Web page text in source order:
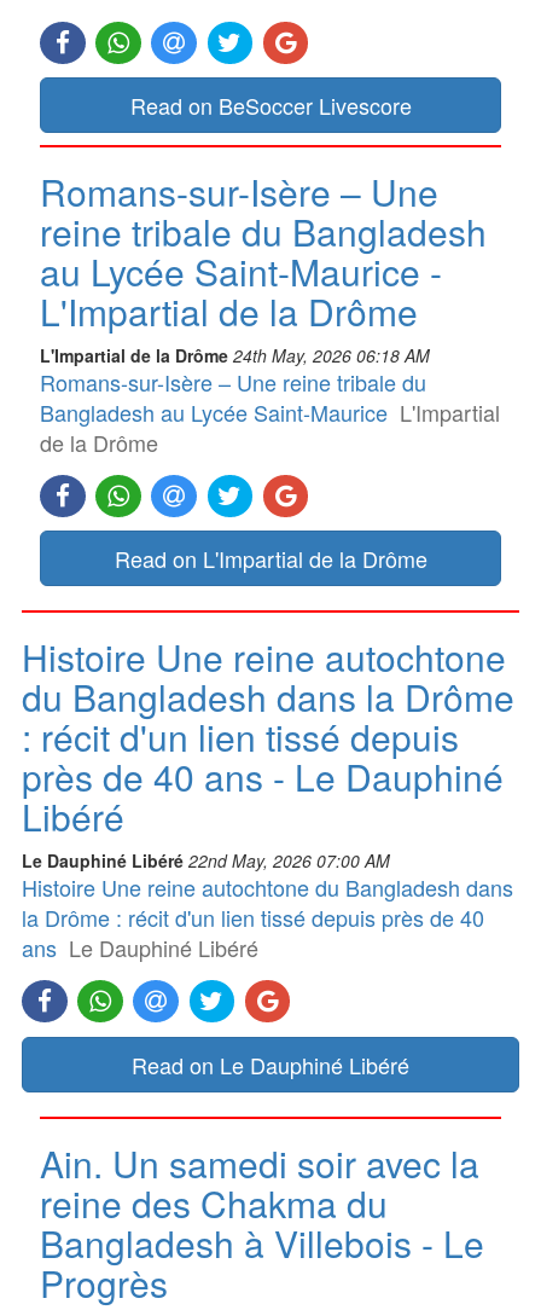
Read on BeSoccer Livescore
Romans-sur-Isère – Une
reine tribale du Bangladesh
au Lycée Saint-Maurice -
L'Impartial de la Drôme
L'Impartial de la Drôme 24th May, 2026 06:18 AM
Romans-sur-Isère – Une reine tribale du
Bangladesh au Lycée Saint-Maurice L'Impartial
de la Drôme
Read on L'Impartial de la Drôme
Histoire Une reine autochtone
du Bangladesh dans la Drôme
: récit d'un lien tissé depuis
près de 40 ans - Le Dauphiné
Libéré
Le Dauphiné Libéré 22nd May, 2026 07:00 AM
Histoire Une reine autochtone du Bangladesh dans
la Drôme : récit d'un lien tissé depuis près de 40
ans Le Dauphiné Libéré
Read on Le Dauphiné Libéré
Ain. Un samedi soir avec la
reine des Chakma du
Bangladesh à Villebois - Le
Progrès